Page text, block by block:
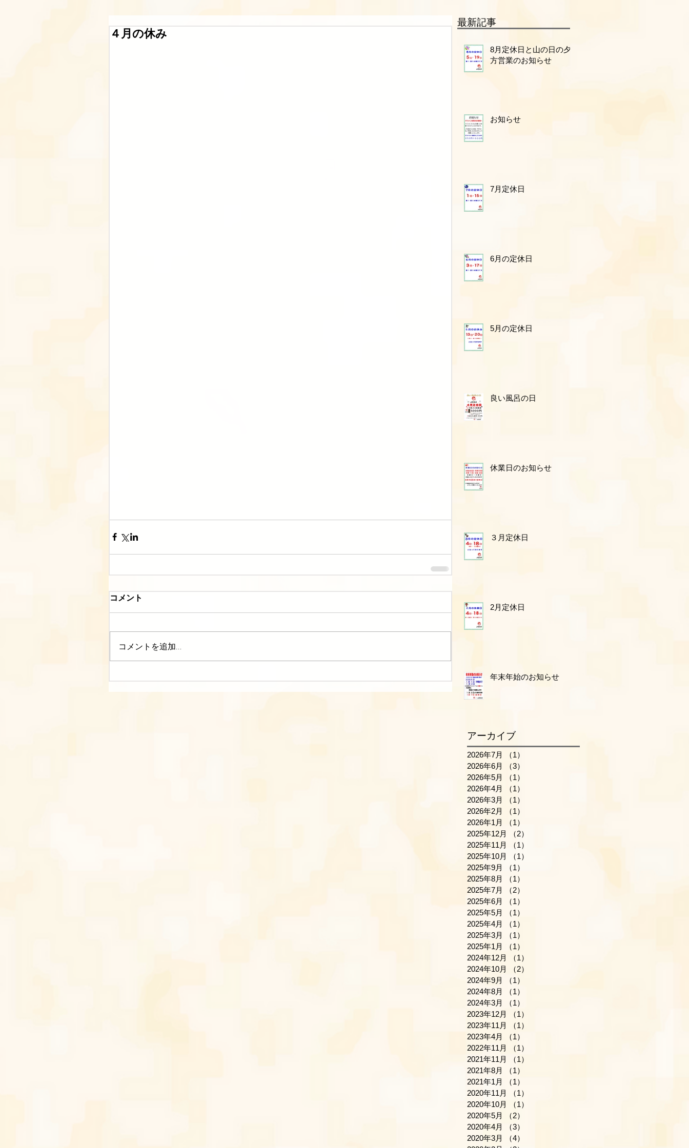
４月の休み
コメント
コメントを追加…
最新記事
8月定休日と山の日の夕
方営業のお知らせ
お知らせ
7月定休日
6月の定休日
5月の定休日
良い風呂の日
休業日のお知らせ
３月定休日
2月定休日
年末年始のお知らせ
アーカイブ
2026年7月 （1）
2026年6月
（3）
2026年5月
（1）
2026年4月
（1）
2026年3月
（1）
2026年2月
（1）
2026年1月
（1）
2025年12月
（2）
2025年11月
（1）
2025年10月
（1）
2025年9月
（1）
2025年8月
（1）
2025年7月
（2）
2025年6月
（1）
2025年5月
（1）
2025年4月
（1）
2025年3月
（1）
2025年1月
（1）
2024年12月
（1）
2024年10月
（2）
2024年9月
（1）
2024年8月
（1）
2024年3月
（1）
2023年12月
（1）
2023年11月
（1）
2023年4月
（1）
2022年11月
（1）
2021年11月
（1）
2021年8月
（1）
2021年1月
（1）
2020年11月
（1）
2020年10月
（1）
2020年5月
（2）
2020年4月
（3）
2020年3月
（4）